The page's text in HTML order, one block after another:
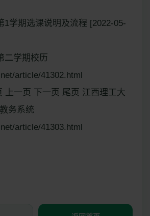
1学期选课说明及流程 [2022-05-
二学期校历
article/41302.html
上一页 下一页 尾页 江西理工大
务系统
article/41303.html